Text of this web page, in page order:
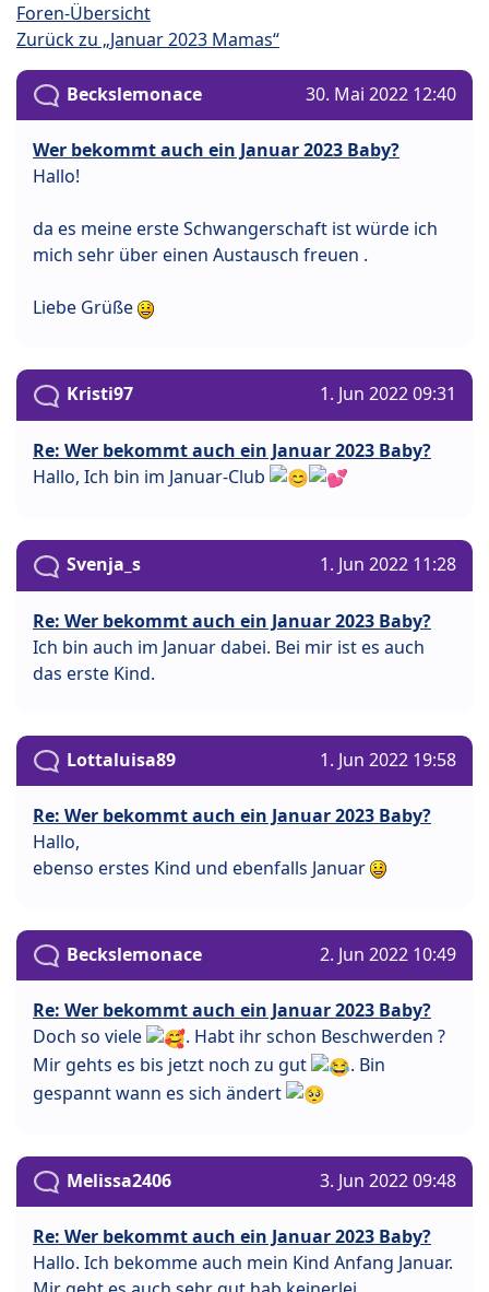
Foren-Übersicht
Zurück zu „Januar 2023 Mamas“
Beckslemonace 30. Mai 2022 12:40
Wer bekommt auch ein Januar 2023 Baby?
Hallo!
da es meine erste Schwangerschaft ist würde ich
mich sehr über einen Austausch freuen .
Liebe Grüße
Kristi97 1. Jun 2022 09:31
Re: Wer bekommt auch ein Januar 2023 Baby?
Hallo, Ich bin im Januar-Club
Svenja_s 1. Jun 2022 11:28
Re: Wer bekommt auch ein Januar 2023 Baby?
Ich bin auch im Januar dabei. Bei mir ist es auch
das erste Kind.
Lottaluisa89 1. Jun 2022 19:58
Re: Wer bekommt auch ein Januar 2023 Baby?
Hallo,
ebenso erstes Kind und ebenfalls Januar
Beckslemonace 2. Jun 2022 10:49
Re: Wer bekommt auch ein Januar 2023 Baby?
Doch so viele
. Habt ihr schon Beschwerden ?
Mir gehts es bis jetzt noch zu gut
. Bin
gespannt wann es sich ändert
Melissa2406 3. Jun 2022 09:48
Re: Wer bekommt auch ein Januar 2023 Baby?
Hallo. Ich bekomme auch mein Kind Anfang Januar.